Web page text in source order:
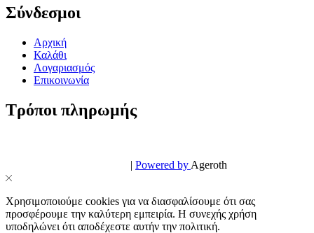
Σύνδεσμοι
Αρχική
Καλάθι
Λογαριασμός
Επικοινωνία
Τρόποι πληρωμής
| Powered by Ageroth
Χρησιμοποιούμε cookies για να διασφαλίσουμε ότι σας
προσφέρουμε την καλύτερη εμπειρία. Η συνεχής χρήση
υποδηλώνει ότι αποδέχεστε αυτήν την πολιτική.